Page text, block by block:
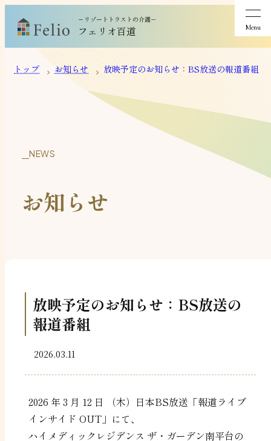
－リゾートトラストの介護－
フェリオ百道 Menu
トップ お知らせ 放映予定のお知らせ：BS放送の報道番組
NEWS
お知らせ
放映予定のお知らせ：BS放送の
報道番組
2026.03.11
2026 年 3 月 12 日 （木）日本BS放送「報道ライブ
インサイド OUT」にて、
ハイメディックレジデンス ザ・ガーデン南平台の